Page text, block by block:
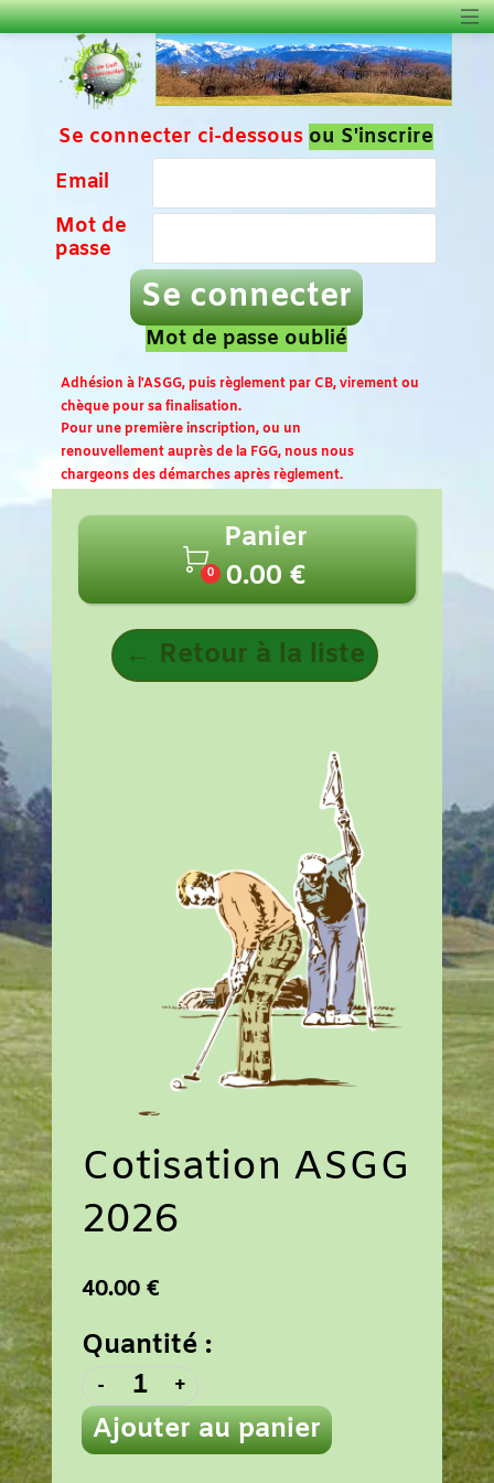
Se connecter ci-dessous ou S'inscrire
Email
Mot de
passe
Se connecter
Mot de passe oublié
Adhésion à l'ASGG, puis règlement par CB, virement ou
chèque pour sa finalisation.
Pour une première inscription, ou un
renouvellement auprès de la FGG, nous nous
chargeons des démarches après règlement.

0
Panier
0.00 €
← Retour à la liste
Cotisation ASGG
2026
40.00 €
Quantité :
- +
Ajouter au panier